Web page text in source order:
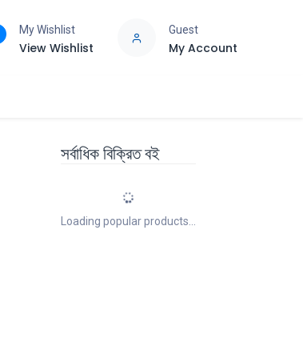
My Wishlist
View Wishlist
Guest
My Account
সর্বাধিক বিক্রিত বই
Loading popular products...